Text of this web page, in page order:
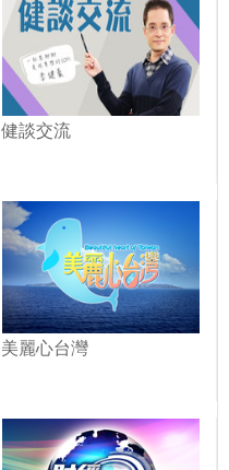
健談交流
美麗心台灣